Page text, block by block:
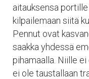
aitauksensa
kilpailemaan siitä
Pennut ovat
saakka yhdessä
pihamaalla. Niille
ei ole taustallaan